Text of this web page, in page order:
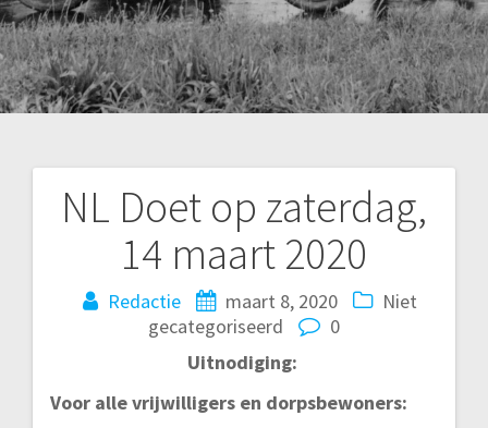
NL Doet op zaterdag,
14 maart 2020
Redactie maart 8, 2020
Niet
gecategoriseerd
0
Uitnodiging:
Voor alle vrijwilligers en dorpsbewoners:
Bericht
navigatie